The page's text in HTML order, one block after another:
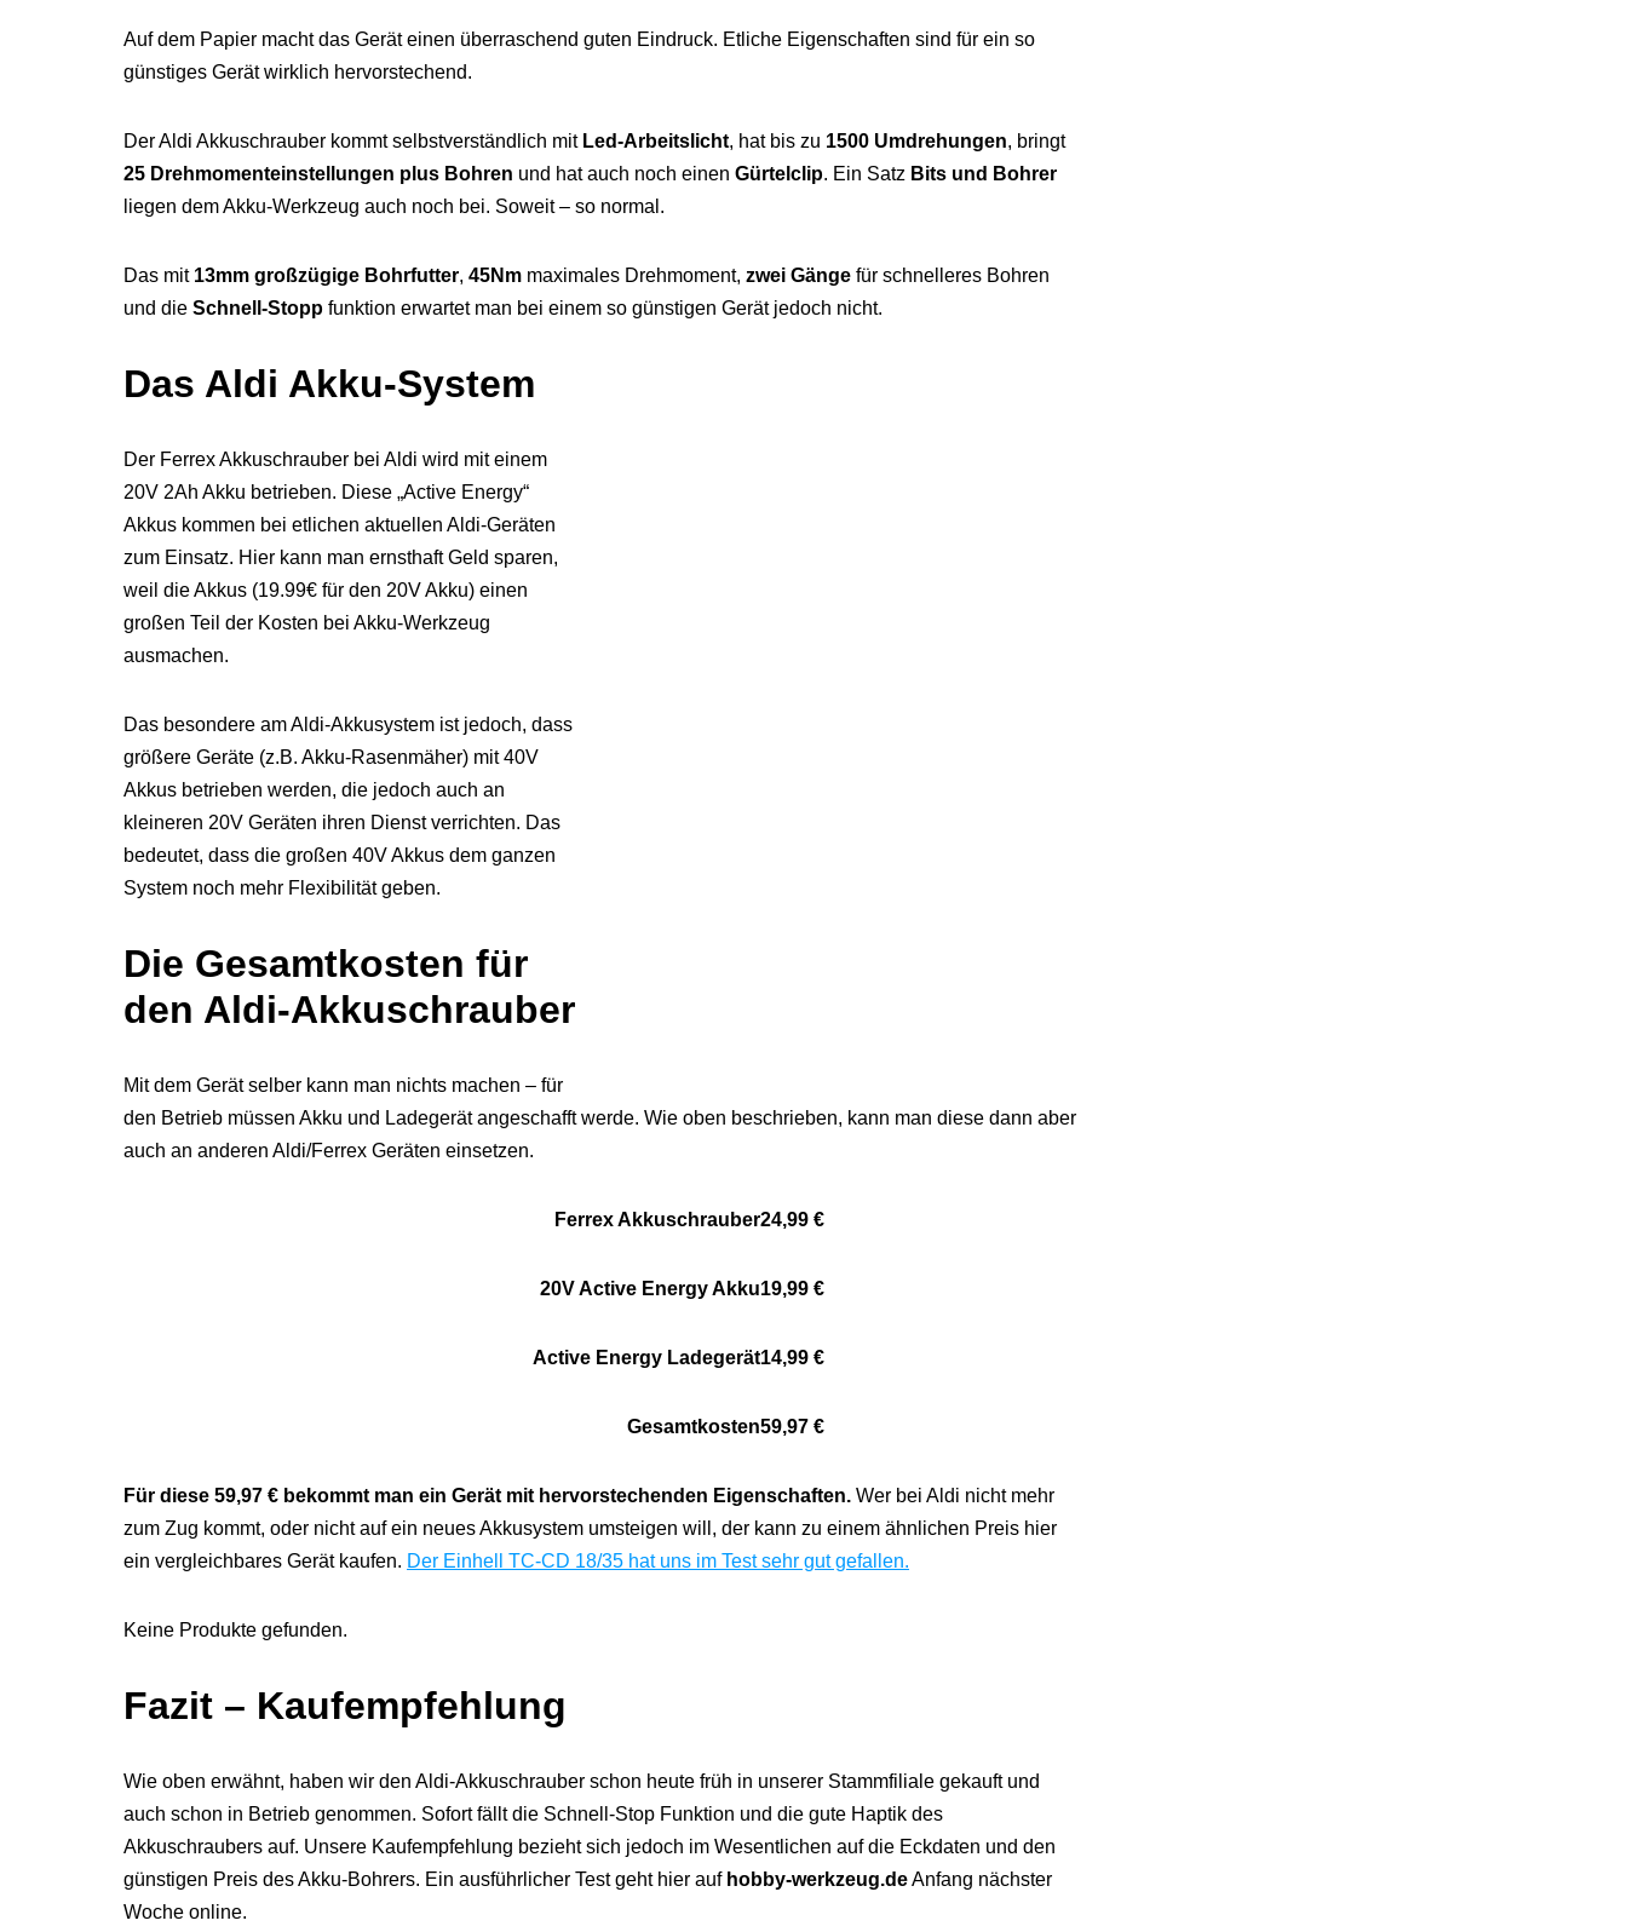
Auf dem Papier macht das Gerät einen überraschend guten Eindruck. Etliche Eigenschaften sind für ein so
günstiges Gerät wirklich hervorstechend.
Der Aldi Akkuschrauber kommt selbstverständlich mitLed-Arbeitslicht, hat bis zu 1500 Umdrehungen, bringt
25 Drehmomenteinstellungen plus Bohren und hat auch noch einen Gürtelclip. Ein Satz Bits und Bohrer
liegen dem Akku-Werkzeug auch noch bei. Soweit – so normal.
Das mit 13mm großzügige Bohrfutter, 45Nm maximales Drehmoment, zwei Gänge für schnelleres Bohren
und die Schnell-Stopp funktion erwartet man bei einem so günstigen Gerät jedoch nicht.
Das Aldi Akku-System
Der Ferrex Akkuschrauber bei Aldi wird mit einem
20V 2Ah Akku betrieben. Diese „Active Energy“
Akkus kommen bei etlichen aktuellen Aldi-Geräten
zum Einsatz. Hier kann man ernsthaft Geld sparen,
weil die Akkus (19.99€ für den 20V Akku) einen
großen Teil der Kosten bei Akku-Werkzeug
ausmachen.
Das besondere am Aldi-Akkusystem ist jedoch, dass
größere Geräte (z.B. Akku-Rasenmäher) mit 40V
Akkus betrieben werden, die jedoch auch an
kleineren 20V Geräten ihren Dienst verrichten. Das
bedeutet, dass die großen 40V Akkus dem ganzen
System noch mehr Flexibilität geben.
Die Gesamtkosten für
den Aldi-Akkuschrauber
Mit dem Gerät selber kann man nichts machen – für
den Betrieb müssen Akku und Ladegerät angeschafft werde. Wie oben beschrieben, kann man diese dann aber
auch an anderen Aldi/Ferrex Geräten einsetzen.
Ferrex Akkuschrauber
20V Active Energy Akku
Active Energy Ladegerät
Gesamtkosten
24,99 €
19,99 €
14,99 €
59,97 €
Für diese 59,97 € bekommt man ein Gerät mit hervorstechenden Eigenschaften. Wer bei Aldi nicht mehr
zum Zug kommt, oder nicht auf ein neues Akkusystem umsteigen will, der kann zu einem ähnlichen Preis hier
ein vergleichbares Gerät kaufen. Der Einhell TC-CD 18/35 hat uns im Test sehr gut gefallen.
Keine Produkte gefunden.
Fazit – Kaufempfehlung
Wie oben erwähnt, haben wir den Aldi-Akkuschrauber schon heute früh in unserer Stammfiliale gekauft und
auch schon in Betrieb genommen. Sofort fällt die Schnell-Stop Funktion und die gute Haptik des
Akkuschraubers auf. Unsere Kaufempfehlung bezieht sich jedoch im Wesentlichen auf die Eckdaten und den
günstigen Preis des Akku-Bohrers. Ein ausführlicher Test geht hier auf hobby-werkzeug.deAnfang nächster
Woche online.